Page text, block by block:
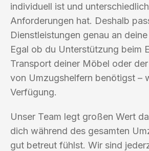
individuell ist und
Anforderungen hat. Deshalb
Dienstleistungen genau an
Egal ob du Unterstützung beim
Transport deiner Möbel oder
von Umzugshelfern benötigst –
Verfügung.
Unser Team legt großen Wert
dich während des gesamten
gut betreut fühlst. Wir sind